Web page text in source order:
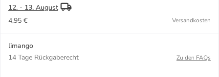
12. - 13. August
4,95 €
Versandkosten
limango
14 Tage Rückgaberecht
Zu den FAQs